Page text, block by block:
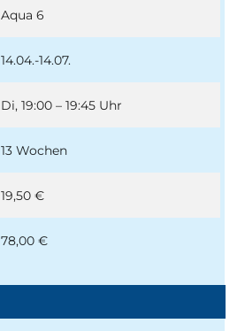
Aqua 6
14.04.-14.07.
Di, 19:00 – 19:45 Uhr
13 Wochen
19,50 €
78,00 €